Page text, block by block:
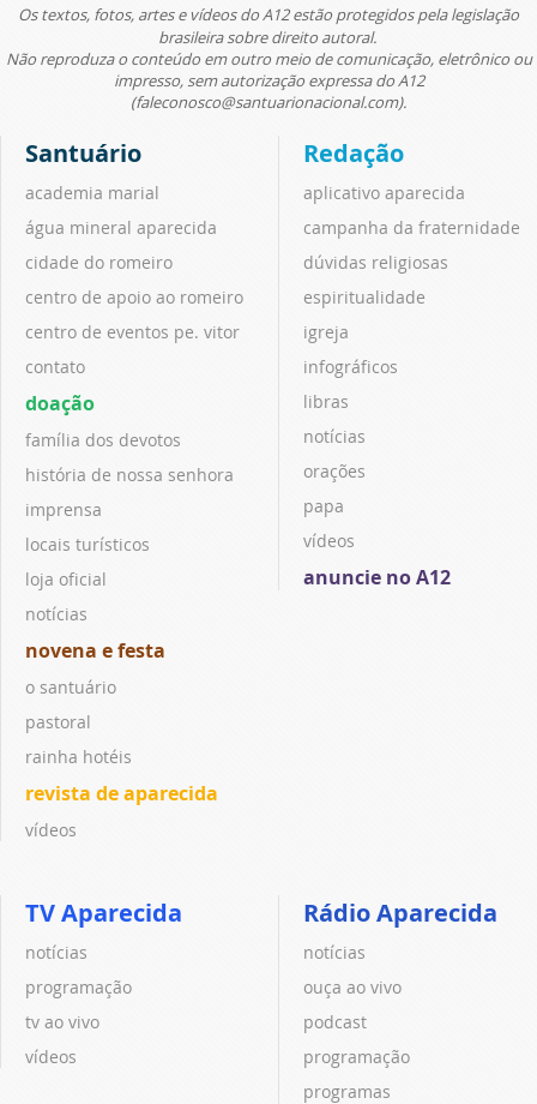
Os textos, fotos, artes e vídeos do A12 estão protegidos pela legislação
brasileira sobre direito autoral.
Não reproduza o conteúdo em outro meio de comunicação, eletrônico ou
impresso, sem autorização expressa do A12
(faleconosco@santuarionacional.com).
Santuário
academia marial
água mineral aparecida
cidade do romeiro
centro de apoio ao romeiro
centro de eventos pe. vitor
contato
doação
família dos devotos
história de nossa senhora
imprensa
locais turísticos
loja oficial
notícias
novena e festa
o santuário
pastoral
rainha hotéis
revista de aparecida
vídeos
Redação
aplicativo aparecida
campanha da fraternidade
dúvidas religiosas
espiritualidade
igreja
infográficos
libras
notícias
orações
papa
vídeos
anuncie no A12
TV Aparecida
notícias
programação
tv ao vivo
vídeos
Rádio Aparecida
notícias
ouça ao vivo
podcast
programação
programas